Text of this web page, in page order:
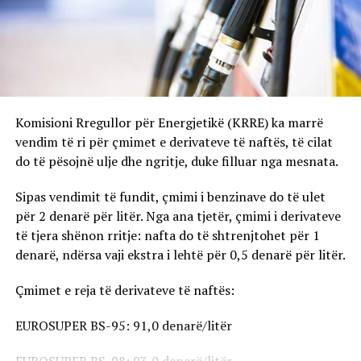
Komisioni Rregullor për Energjetikë (KRRE) ka marrë
vendim të ri për çmimet e derivateve të naftës, të cilat
do të pësojnë ulje dhe ngritje, duke filluar nga mesnata.
Sipas vendimit të fundit, çmimi i benzinave do të ulet
për 2 denarë për litër. Nga ana tjetër, çmimi i derivateve
të tjera shënon rritje: nafta do të shtrenjtohet për 1
denarë, ndërsa vaji ekstra i lehtë për 0,5 denarë për litër.
Çmimet e reja të derivateve të naftës:
EUROSUPER BS-95: 91,0 denarë/litër